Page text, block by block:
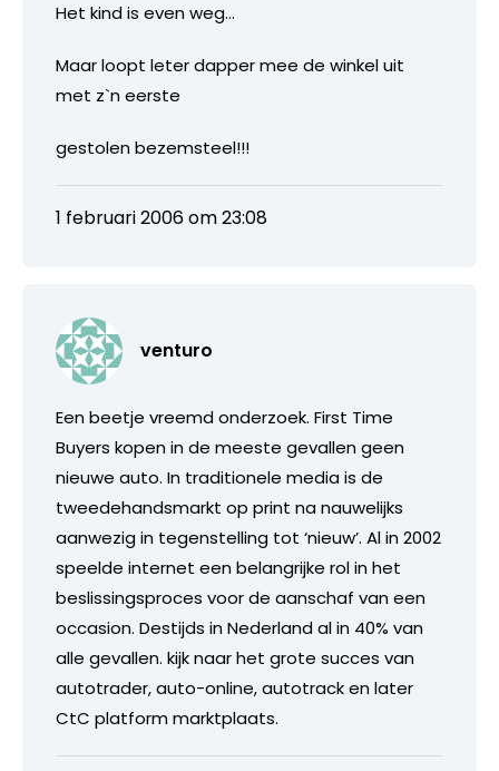
Het kind is even weg…
Maar loopt leter dapper mee de winkel uit
met z`n eerste
gestolen bezemsteel!!!
1 februari 2006 om 23:08
venturo
Een beetje vreemd onderzoek. First Time
Buyers kopen in de meeste gevallen geen
nieuwe auto. In traditionele media is de
tweedehandsmarkt op print na nauwelijks
aanwezig in tegenstelling tot ‘nieuw’. Al in 2002
speelde internet een belangrijke rol in het
beslissingsproces voor de aanschaf van een
occasion. Destijds in Nederland al in 40% van
alle gevallen. kijk naar het grote succes van
autotrader, auto-online, autotrack en later
CtC platform marktplaats.